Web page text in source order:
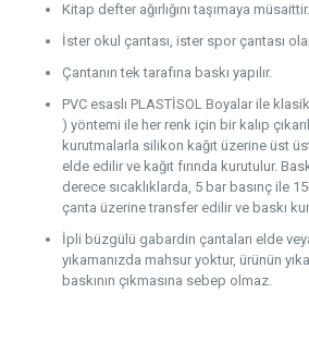
Kitap defter ağırlığını taşımaya müsaittir.
İster okul çantası, ister spor çantası
Çantanın tek tarafına baskı yapılır.
PVC esaslı PLASTİSOL Boyalar ile
) yöntemi ile her renk için bir kalıp
kurutmalarla silikon kağıt üzerine üst
elde edilir ve kağıt fırında kurutulur.
derece sıcaklıklarda, 5 bar basınç ile
çanta üzerine transfer edilir ve baskı
İpli büzgülü gabardin çantaları elde
yıkamanızda mahsur yoktur, ürünün
baskının çıkmasına sebep olmaz.